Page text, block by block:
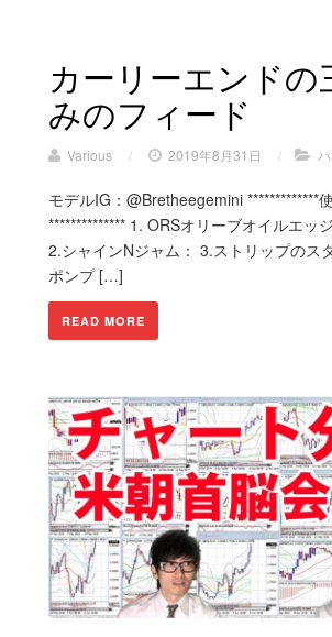
カーリーエンドの
みのフィード
Various / 2019年8月31日 /
モデルIG：@Bretheegemini *************
************** 1. ORSオリーブオイルエッ
2.シャインNジャム： 3.ストリップのス
ポンプ […]
READ MORE